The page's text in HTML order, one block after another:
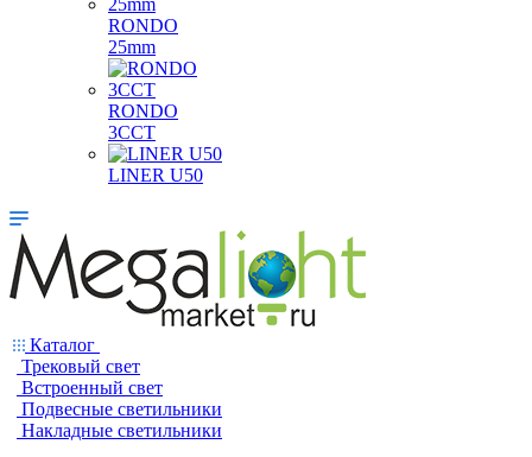
RONDO
25mm
RONDO
3CCT
LINER U50
Каталог
Трековый свет
Встроенный свет
Подвесные светильники
Накладные светильники